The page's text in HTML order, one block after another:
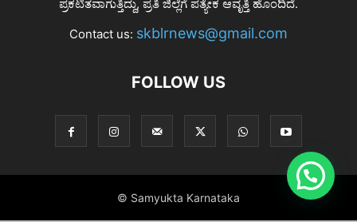
ಪ್ರಕಟಿತವಾಗುತ್ತಿದ್ದು, ಪ್ರತಿ ಜಿಲ್ಲೆಗೆ ಪತ್ಯೇಕ ಆವೃತ್ತಿ ಹೊಂದಿದೆ.
Contact us: skblrnews@gmail.com
FOLLOW US
© Samyukta Karnataka